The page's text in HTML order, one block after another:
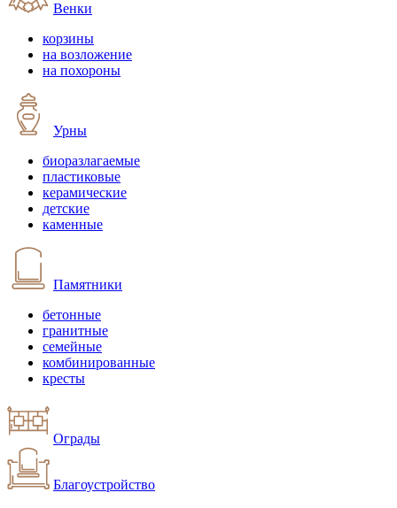
Венки
корзины
на возложение
на похороны
Урны
биоразлагаемые
пластиковые
керамические
детские
каменные
Памятники
бетонные
гранитные
семейные
комбинированные
кресты
Ограды
Благоустройство